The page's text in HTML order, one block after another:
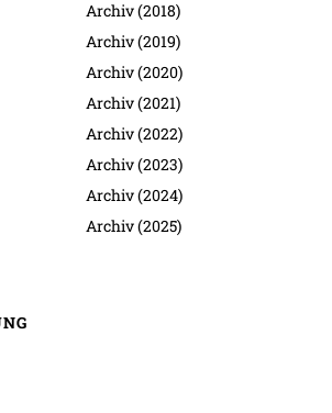
Archiv (2018)
Archiv (2019)
Archiv (2020)
Archiv (2021)
Archiv (2022)
Archiv (2023)
Archiv (2024)
Archiv (2025)